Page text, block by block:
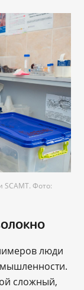
SCAMT. Фото:
люди
сложный,